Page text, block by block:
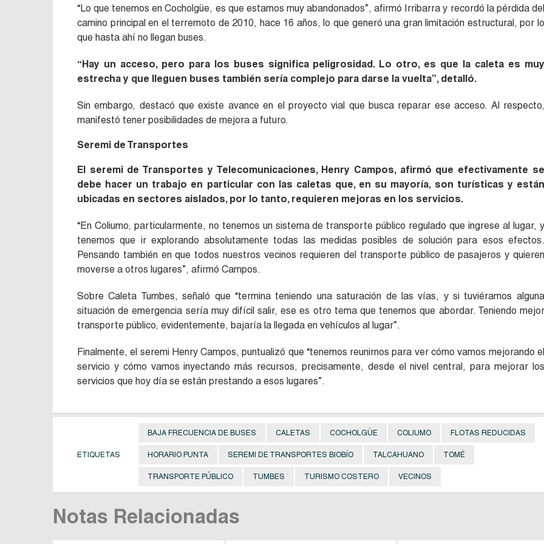
“Lo que tenemos en Cocholgüe, es que estamos muy abandonados”, afirmó Irribarra y recordó la pérdida del
camino principal en el terremoto de 2010, hace 16 años, lo que generó una gran limitación estructural, por lo
que hasta ahí no llegan buses.
“Hay un acceso, pero para los buses significa peligrosidad. Lo otro, es que la caleta es muy
estrecha y que lleguen buses también sería complejo para darse la vuelta”, detalló.
Sin embargo, destacó que existe avance en el proyecto vial que busca reparar ese acceso. Al respecto,
manifestó tener posibilidades de mejora a futuro.
Seremi de Transportes
El seremi de Transportes y Telecomunicaciones, Henry Campos, afirmó que efectivamente se
debe hacer un trabajo en particular con las caletas que, en su mayoría, son turísticas y están
ubicadas en sectores aislados, por lo tanto, requieren mejoras en los servicios.
“En Coliumo, particularmente, no tenemos un sistema de transporte público regulado que ingrese al lugar, y
tenemos que ir explorando absolutamente todas las medidas posibles de solución para esos efectos.
Pensando también en que todos nuestros vecinos requieren del transporte público de pasajeros y quieren
moverse a otros lugares”, afirmó Campos.
Sobre Caleta Tumbes, señaló que “termina teniendo una saturación de las vías, y si tuviéramos alguna
situación de emergencia sería muy difícil salir, ese es otro tema que tenemos que abordar. Teniendo mejor
transporte público, evidentemente, bajaría la llegada en vehículos al lugar”.
Finalmente, el seremi Henry Campos, puntualizó que “tenemos reunirnos para ver cómo vamos mejorando el
servicio y cómo vamos inyectando más recursos, precisamente, desde el nivel central, para mejorar los
servicios que hoy día se están prestando a esos lugares”.
ETIQUETAS
BAJA FRECUENCIA DE BUSES CALETAS COCHOLGÜE COLIUMO FLOTAS REDUCIDAS
HORARIO PUNTA SEREMI DE TRANSPORTES BIOBÍO TALCAHUANO TOMÉ
TRANSPORTE PÚBLICO TUMBES TURISMO COSTERO VECINOS
Notas Relacionadas